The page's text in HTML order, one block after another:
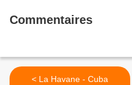
Commentaires
< La Havane - Cuba